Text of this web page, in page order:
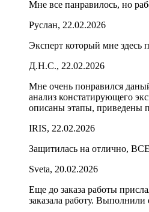
Мне все панравилось, но
Руслан, 22.02.2026
Эксперт который мне здесь
Д.Н.С., 22.02.2026
Мне очень понравился
анализ констатирующего
описаны этапы, приведены
IRIS, 22.02.2026
Защитилась на отлично,
Sveta, 20.02.2026
Еще до заказа работы
заказала работу.